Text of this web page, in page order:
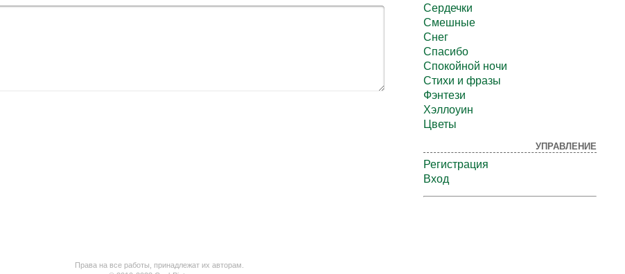
Сердечки
Смешные
Снег
Спасибо
Спокойной ночи
Стихи и фразы
Фэнтези
Хэллоуин
Цветы
УПРАВЛЕНИЕ
Регистрация
Вход
Права на все работы, принадлежат их авторам.